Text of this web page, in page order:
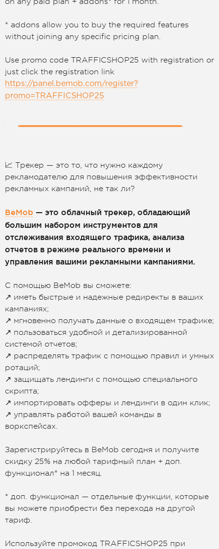
* addons allow you to buy the required features
without joining any specific pricing plan.
Use promo code TRAFFICSHOP25 with registration or
just click the registration link
https://panel.bemob.com/register?
promo=TRAFFICSHOP25
📈 Трекер — это то, что нужно каждому
рекламодателю для повышения эффективности
рекламных кампаний, не так ли?
BeMob — это облачный трекер, обладающий
большим набором инструментов для
отслеживания входящего трафика, анализа
отчетов в режиме реального времени и
управления вашими рекламными кампаниями.
С помощью BeMob вы сможете:
↗️ иметь быстрые и надежные редиректы в ваших
кампаниях;
↗️ мгновенно получать данные о входящем трафике;
↗️ пользоваться удобной и детализированной
системой отчетов;
↗️ распределять трафик с помощью правил и умных
ротаций;
↗️ защищать лендинги с помощью специального
скрипта;
↗️ импортировать офферы и лендинги в один клик;
↗️ управлять работой вашей команды в
воркспейсах.
Зарегистрируйтесь в BeMob сегодня и получите
скидку 25% на любой тарифный план + доп.
функционал* на 1 месяц.
* доп. функционал — отдельные функции, которые
вы можете приобрести без перехода на другой
тариф.
Используйте промокод TRAFFICSHOP25 при